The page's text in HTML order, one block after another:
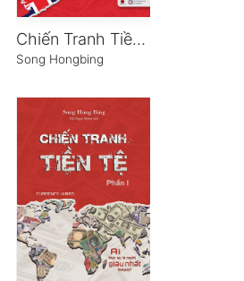
Chiến Tranh Tiền Tệ – Phần 3
Song Hongbing